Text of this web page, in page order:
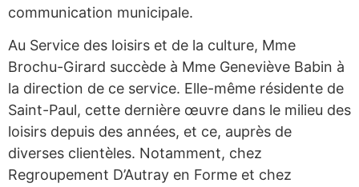
communication municipale.
Au Service des loisirs et de la culture, Mme
Brochu-Girard succède à Mme Geneviève Babin à
la direction de ce service. Elle-même résidente de
Saint-Paul, cette dernière œuvre dans le milieu des
loisirs depuis des années, et ce, auprès de
diverses clientèles. Notamment, chez
Regroupement D’Autray en Forme et chez